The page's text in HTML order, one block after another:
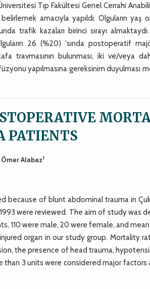
Tıp Fakültesi Genel Cerrahi
amacıyla yapıldı. Olguların yaş
trafik kazaları birinci sırayı
26 (%20) 'sında postoperatif
travmasının bulunması, iki ve/veya
yapılmasına gereksinim
PATIENTS
Ömer Alabaz1
of blunt abdominal trauma in
were reviewed. The aim of study was
were male, 20 were female, and mean
organ in our study group. Mortality
the presence of head trauma,
than 3 units were considered major